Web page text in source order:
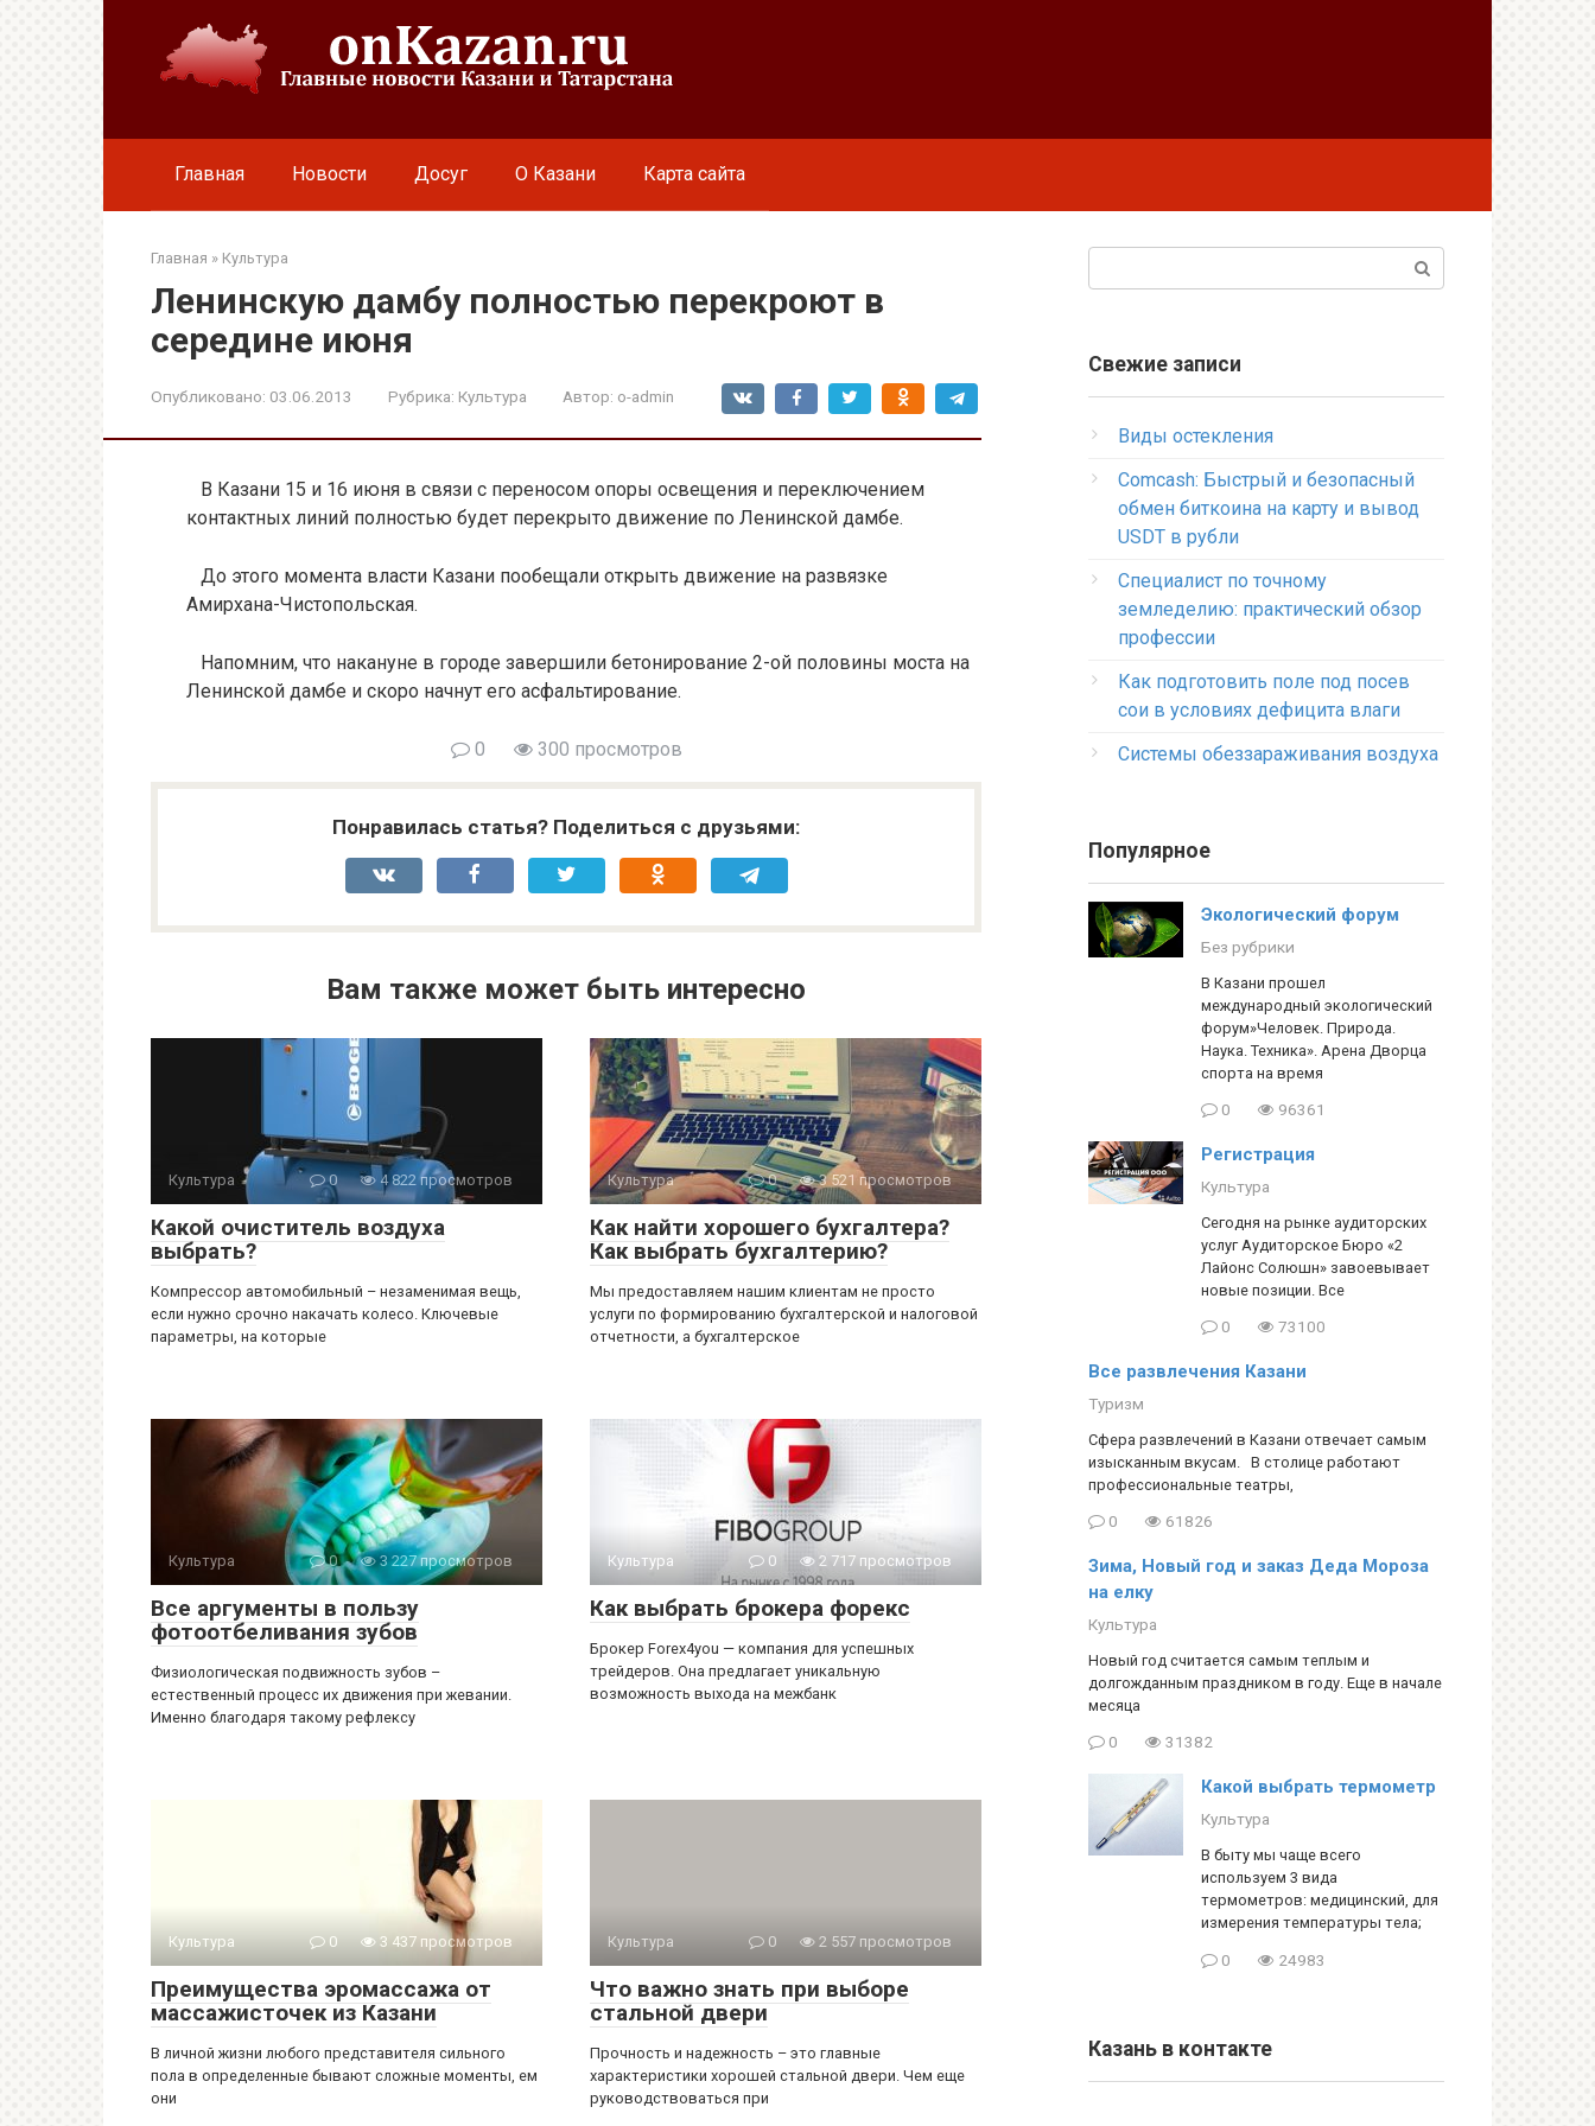
Главная Новости Досуг О Казани Карта сайта
Главная » Культура
Ленинскую дамбу полностью перекроют в
середине июня
Опубликовано: 03.06.2013 Рубрика: Культура Автор: o-admin
В Казани 15 и 16 июня в связи с переносом опоры освещения и переключением
контактных линий полностью будет перекрыто движение по Ленинской дамбе.
До этого момента власти Казани пообещали открыть движение на развязке
Амирхана-Чистопольская.
Напомним, что накануне в городе завершили бетонирование 2-ой половины моста на
Ленинской дамбе и скоро начнут его асфальтирование.
0 300 просмотров
Понравилась статья? Поделиться с друзьями:
Вам также может быть интересно
Культура 0 4 822 просмотров
Какой очиститель воздуха
выбрать?
Компрессор автомобильный – незаменимая вещь,
если нужно срочно накачать колесо. Ключевые
параметры, на которые
Культура 0 3 521 просмотров
Как найти хорошего бухгалтера?
Как выбрать бухгалтерию?
Мы предоставляем нашим клиентам не просто
услуги по формированию бухгалтерской и налоговой
отчетности, а бухгалтерское
Культура 0 3 227 просмотров
Все аргументы в пользу
фотоотбеливания зубов
Физиологическая подвижность зубов –
естественный процесс их движения при жевании.
Именно благодаря такому рефлексу
Культура 0 2 717 просмотров
Как выбрать брокера форекс
Брокер Forex4you — компания для успешных
трейдеров. Она предлагает уникальную
возможность выхода на межбанк
Культура 0 3 437 просмотров
Преимущества эромассажа от
массажисточек из Казани
В личной жизни любого представителя сильного
пола в определенные бывают сложные моменты, ем
они
Культура 0 2 557 просмотров
Что важно знать при выборе
стальной двери
Прочность и надежность – это главные
характеристики хорошей стальной двери. Чем еще
руководствоваться при
Свежие записи
Виды остекления
Comcash: Быстрый и безопасный
обмен биткоина на карту и вывод
USDT в рубли
Специалист по точному
земледелию: практический обзор
профессии
Как подготовить поле под посев
сои в условиях дефицита влаги
Системы обеззараживания воздуха
Популярное
Экологический форум
Без рубрики
В Казани прошел
международный экологический
форум»Человек. Природа.
Наука. Техника». Арена Дворца
спорта на время
0 96361
Регистрация
Культура
Сегодня на рынке аудиторских
услуг Аудиторское Бюро «2
Лайонс Солюшн» завоевывает
новые позиции. Все
0 73100
Все развлечения Казани
Туризм
Сфера развлечений в Казани отвечает самым
изысканным вкусам. В столице работают
профессиональные театры,
0 61826
Зима, Новый год и заказ Деда Мороза
на елку
Культура
Новый год считается самым теплым и
долгожданным праздником в году. Еще в начале
месяца
0 31382
Какой выбрать термометр
Культура
В быту мы чаще всего
используем 3 вида
термометров: медицинский, для
измерения температуры тела;
0 24983
Казань в контакте